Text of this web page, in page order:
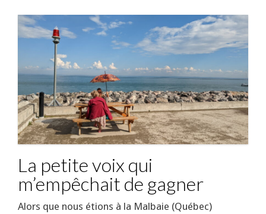
La petite voix qui
m’empêchait de gagner
Alors que nous étions à la Malbaie (Québec)